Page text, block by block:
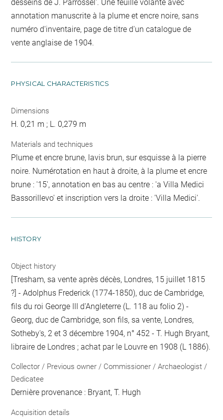
desseins de J. Parrossel'. Une feuille volante avec
annotation manuscrite à la plume et encre noire, sans
numéro d'inventaire, page de titre d'un catalogue de
vente anglaise de 1904.
PHYSICAL CHARACTERISTICS
Dimensions
H. 0,21 m ; L. 0,279 m
Materials and techniques
Plume et encre brune, lavis brun, sur esquisse à la pierre
noire. Numérotation en haut à droite, à la plume et encre
brune : '15', annotation en bas au centre : 'a Villa Medici
Bassorillevo' et inscription vers la droite : 'Villa Medici'.
HISTORY
Object history
[Tresham, sa vente après décès, Londres, 15 juillet 1815
?] - Adolphus Frederick (1774-1850), duc de Cambridge,
fils du roi George III d'Angleterre (L. 118 au folio 2) -
Georg, duc de Cambridge, son fils, sa vente, Londres,
Sotheby's, 2 et 3 décembre 1904, n° 452 - T. Hugh Bryant,
libraire de Londres ; achat par le Louvre en 1908 (L 1886).
Collector / Previous owner / Commissioner / Archaeologist /
Dedicatee
Dernière provenance : Bryant, T. Hugh
Acquisition details